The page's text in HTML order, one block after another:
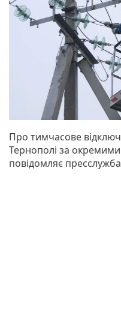
Про тимчасове
Тернополі за
повідомляє